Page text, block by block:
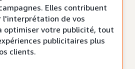
Elles contribuent
l'interprétation de vos
optimiser votre publicité, tout
publicitaires plus
clients.